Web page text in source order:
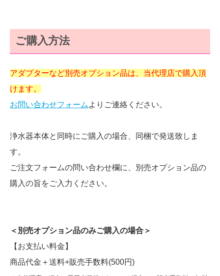
ご購入方法
アダプターなど別売オプション品は、当代理店で購入頂
けます。
お問い合わせフォームよりご連絡ください。
浄水器本体と同時にご購入の場合、同梱で発送致しま
す。
ご注文フォームの問い合わせ欄に、別売オプション品の
購入の旨をご入力ください。
＜別売オプション品のみご購入の場合＞
【お支払い料金】
商品代金＋送料+販売手数料(500円)